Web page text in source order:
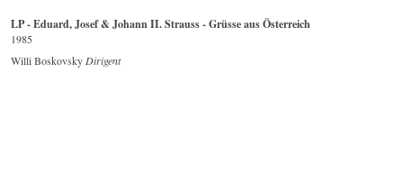
LP - Eduard, Josef & Johann II. Strauss - Grüsse aus Österreich
1985
Willi Boskovsky Dirigent